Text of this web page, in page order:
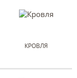
КРОВЛЯ